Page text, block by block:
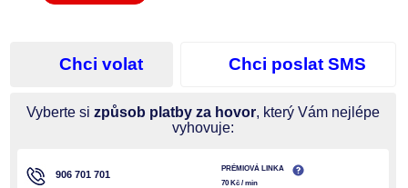
Chci volat Chci poslat SMS
Vyberte si způsob platby za hovor, který Vám nejlépe
vyhovuje:
906 701 701
PRÉMIOVÁ LINKA
70 Kč / min